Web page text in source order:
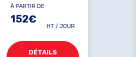
À PARTIR DE
152€
HT / JOUR
DÉTAILS